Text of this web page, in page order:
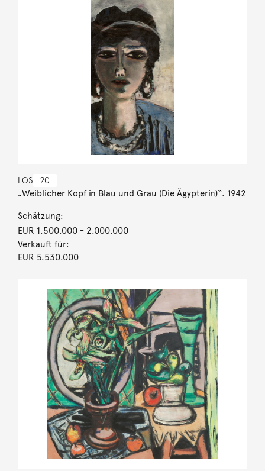
LOS 20
„Weiblicher Kopf in Blau und Grau (Die Ägypterin)“. 1942
Schätzung:
EUR 1.500.000- 2.000.000
Verkauft für:
EUR 5.530.000